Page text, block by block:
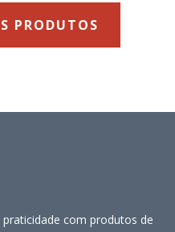
PRODUTOS
com produtos de